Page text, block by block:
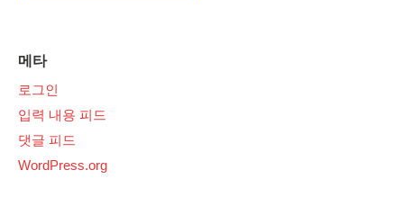
메타
로그인
입력 내용 피드
댓글 피드
WordPress.org